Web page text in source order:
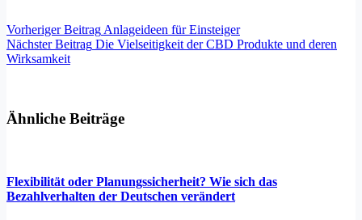
VorherigerBeitrag Anlageideen für Einsteiger
NächsterBeitrag Die Vielseitigkeit der CBD Produkte und deren
Wirksamkeit
Ähnliche Beiträge
Flexibilität oder Planungssicherheit? Wie sich das
Bezahlverhalten der Deutschen verändert